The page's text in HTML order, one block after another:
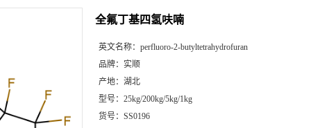
全氟丁基四氢呋喃
英文名称： perfluoro-2-butyltetrahydrofuran
品牌： 实顺
产地： 湖北
型号： 25kg/200kg/5kg/1kg
货号： SS0196